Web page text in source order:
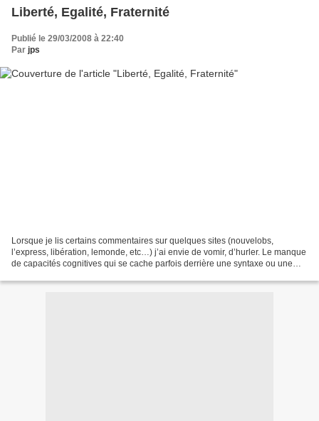
Liberté, Egalité, Fraternité
Publié le 29/03/2008 à 22:40
Par jps
Lorsque je lis certains commentaires sur quelques sites (nouvelobs,
l’express, libération, lemonde, etc…) j’ai envie de vomir, d’hurler. Le manque
de capacités cognitives qui se cache parfois derrière une syntaxe ou une